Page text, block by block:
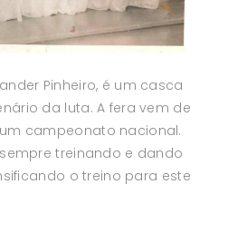
Pinheiro, é um casca
da luta. A fera vem de
campeonato nacional.
treinando e dando
o treino para este